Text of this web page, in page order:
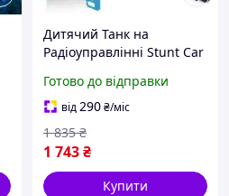
Дитячий Танк на
Радіоуправлінні Stunt Car
Управління Жестами та
Пультом + Світло Музика
та LED Підсвічування
Готово до відправки
від290₴/міс
1 743₴
1 835 ₴
Купити